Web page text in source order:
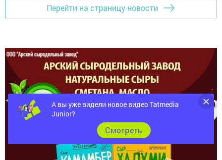
Перейти на страницу новости
А вы уже видели новое видео Tatmedia
Junior?
Cмотреть